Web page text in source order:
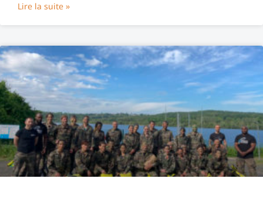
Lire la suite »